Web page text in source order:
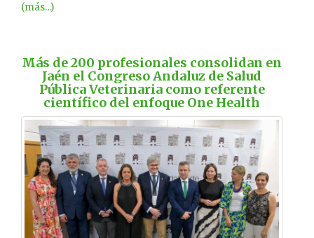
(más…)
Más de 200 profesionales consolidan en
Jaén el Congreso Andaluz de Salud
Pública Veterinaria como referente
científico del enfoque One Health